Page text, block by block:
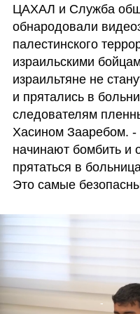
ЦАХАЛ и Служба
обнародовали
палестинского
израильскими
израильтяне не
и прятались в
следователям
Хасином Зааребом. -
начинают бомбить и
прятаться в
Это самые